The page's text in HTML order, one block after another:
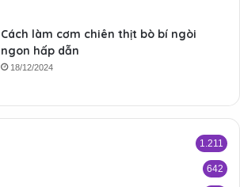
Cách làm cơm chiên thịt bò bí ngòi
ngon hấp dẫn
18/12/2024
1.211
642